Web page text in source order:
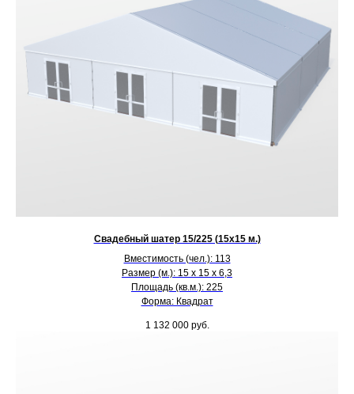
Свадебный шатер 15/225 (15х15 м.)
Вместимость (чел.): 113
Размер (м.): 15 х 15 х 6,3
Площадь (кв.м.): 225
Форма: Квадрат
1 132 000 руб.